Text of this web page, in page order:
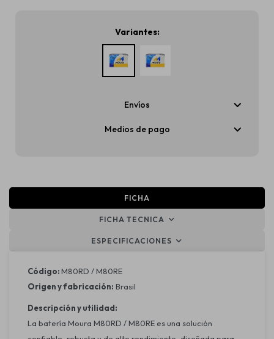
Variantes:
Envíos
Medios de pago
FICHA
FICHA TECNICA
ESPECIFICACIONES
Código:M80RD / M80RE
Origen y fabricación: Brasil
Descripción y utilidad:
La batería Moura M80RD / M80RE es una solución